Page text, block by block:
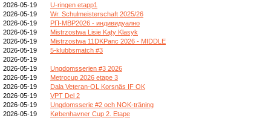
2026-05-19
U-ringen etapp1
2026-05-19
Wr. Schulmeisterschaft 2025/26
2026-05-19
РП-МВР2026 - индивидуално
2026-05-19
Mistrzostwa Lisie Kąty Klasyk
2026-05-19
Mistrzostwa 11DKPanc 2026 - MIDDLE
2026-05-19
5-klubbsmatch #3
2026-05-19
2026-05-19
Ungdomsserien #3 2026
2026-05-19
Metrocup 2026 etape 3
2026-05-19
Dala Veteran-OL Korsnäs IF OK
2026-05-19
VPT Del 2
2026-05-19
Ungdomsserie #2 och NOK-träning
2026-05-19
Københavner Cup 2. Etape